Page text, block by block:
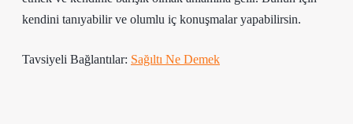
kendini tanıyabilir ve olumlu iç konuşmalar yapabilirsin.
Tavsiyeli Bağlantılar: Sağıltı Ne Demek